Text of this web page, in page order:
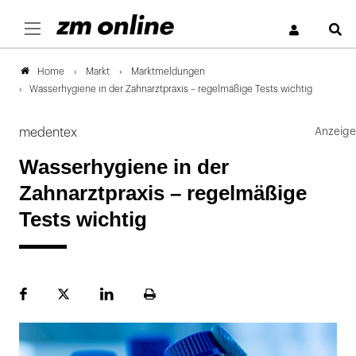
Home Markt
Marktmeldungen
Wasserhygiene in der Zahnarztpraxis – regelmäßige Tests wichtig
medentex
Wasserhygiene in der
Zahnarztpraxis – regelmäßige
Tests wichtig
FacebookPlattformLinekdInSeite